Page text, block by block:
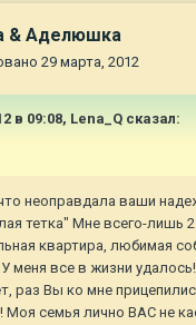
& Аделюшка
29 марта, 2012
в 09:08, Lena_Q сказал:
неоправдала ваши
тетка" Мне всего-лишь
квартира, любимая
меня все в жизни
раз Вы ко мне
Моя семья лично ВАС не